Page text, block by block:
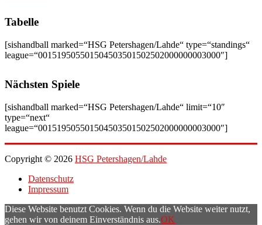
Tabelle
[sishandball marked=“HSG Petershagen/Lahde“ type=“standings“
league=“001519505501504503501502502000000003000″]
Nächsten Spiele
[sishandball marked=“HSG Petershagen/Lahde“ limit=“10″
type=“next“
league=“001519505501504503501502502000000003000″]
Copyright © 2026 HSG Petershagen/Lahde
Datenschutz
Impressum
Diese Website benutzt Cookies. Wenn du die Website weiter nutzt,
gehen wir von deinem Einverständnis aus.OK